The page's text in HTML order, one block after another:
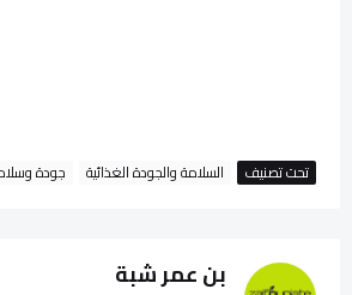
تحت تصنيف السلامة والجودة الغذائية جودة
بن عمر شبة